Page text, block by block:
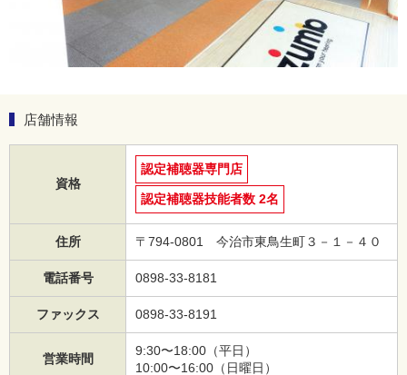
店舗情報
資格
認定補聴器専門店
認定補聴器技能者数 2名
住所 〒794-0801 今治市東鳥生町３－１－４０
電話番号 0898-33-8181
ファックス 0898-33-8191
営業時間
9:30〜18:00（平日）
10:00〜16:00（日曜日）